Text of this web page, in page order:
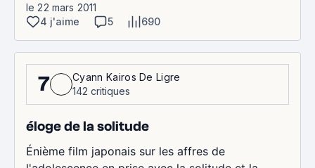
le 22 mars 2011
4 j'aime
5 690
7
Cyann Kairos De Ligre
142 critiques
éloge de la solitude
Énième film japonais sur les affres de